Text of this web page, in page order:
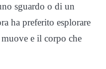
sguardo o di un
ha preferito esplorare
e il corpo che